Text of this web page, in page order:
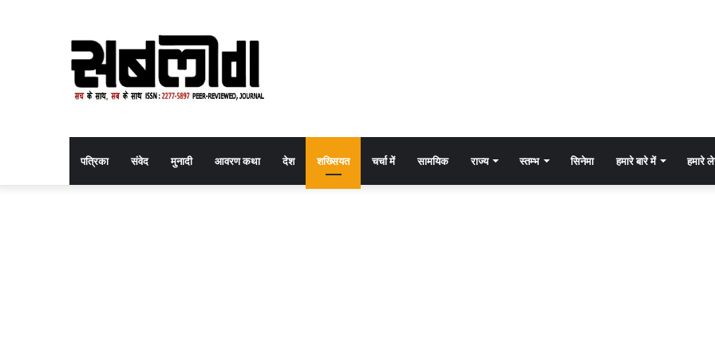
पत्रिका संवेद मुनादी आवरण कथा देश शख्सियत चर्चा में सामयिक राज्य स्तम्भ सिनेमा हमारे बारे में हमारे